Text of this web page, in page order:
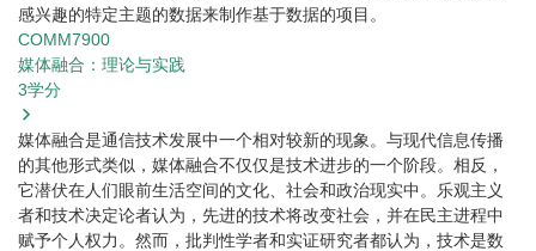
感兴趣的特定主题的数据来制作基于数据的项目。
COMM7900
媒体融合：理论与实践
3学分
媒体融合是通信技术发展中一个相对较新的现象。与现代信息传播
的其他形式类似，媒体融合不仅仅是技术进步的一个阶段。相反，
它潜伏在人们眼前生活空间的文化、社会和政治现实中。乐观主义
者和技术决定论者认为，先进的技术将改变社会，并在民主进程中
赋予个人权力。然而，批判性学者和实证研究者都认为，技术是数